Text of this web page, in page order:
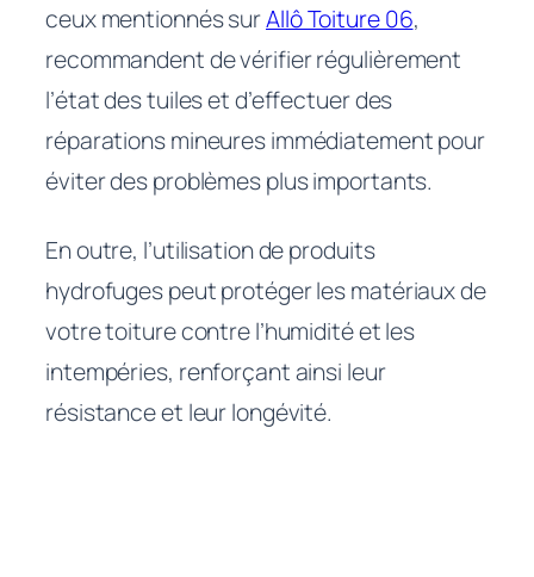
ceux mentionnés surAllô Toiture 06,
recommandent de vérifier régulièrement
l’état des tuiles et d’effectuer des
réparations mineures immédiatement pour
éviter des problèmes plus importants.
En outre, l’utilisation de produits
hydrofuges peut protéger les matériaux de
votre toiture contre l’humidité et les
intempéries, renforçant ainsi leur
résistance et leur longévité.